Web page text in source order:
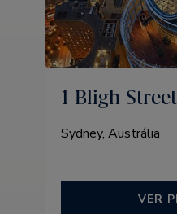
1 Bligh Street
Sydney, Austrália
VER